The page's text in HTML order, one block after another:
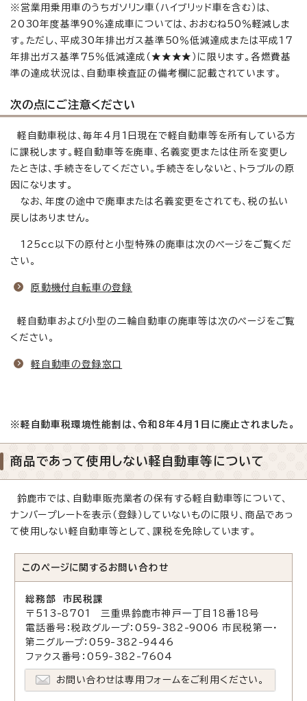
※営業用乗用車のうちガソリン車（ハイブリッド車を含む）は、
2030年度基準90％達成車については、おおむね50％軽減しま
す。ただし、平成30年排出ガス基準50％低減達成または平成17
年排出ガス基準75％低減達成（★★★★）に限ります。各燃費基
準の達成状況は、自動車検査証の備考欄に記載されています。
次の点にご注意ください
軽自動車税は、毎年4月1日現在で軽自動車等を所有している方
に課税します。軽自動車等を廃車、名義変更または住所を変更し
たときは、手続きをしてください。手続きをしないと、トラブルの原
因になります。
なお、年度の途中で廃車または名義変更をされても、税の払い
戻しはありません。
125cc以下の原付と小型特殊の廃車は次のページをご覧くだ
さい。
原動機付自転車の登録
軽自動車および小型の二輪自動車の廃車等は次のページをご覧
ください。
軽自動車の登録窓口
※軽自動車税環境性能割は、令和8年4月1日に廃止されました。
商品であって使用しない軽自動車等について
鈴鹿市では、自動車販売業者の保有する軽自動車等について、
ナンバープレートを表示（登録）していないものに限り、商品であっ
て使用しない軽自動車等として、課税を免除しています。
このページに関する お問い合わせ
総務部 市民税課
〒513-8701 三重県鈴鹿市神戸一丁目18番18号
電話番号：税政グループ：059-382-9006 市民税第一・
第二グループ：059-382-9446
ファクス番号：059-382-7604
お問い合わせは専用フォームをご利用ください。